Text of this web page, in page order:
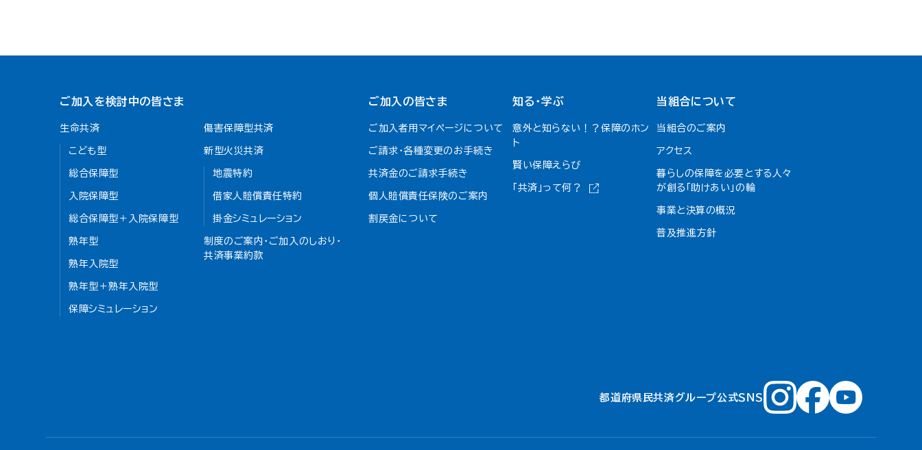
ご加入を検討中の皆さま
生命共済
こども型
総合保障型
入院保障型
総合保障型＋入院保障型
熟年型
熟年入院型
熟年型＋熟年入院型
保障シミュレーション
傷害保障型共済
新型火災共済
地震特約
借家人賠償責任特約
掛金シミュレーション
制度のご案内・ご加入のしおり・
共済事業約款
ご加入の皆さま
ご加入者用マイページについて
ご請求・各種変更のお手続き
共済金のご請求手続き
個人賠償責任保険のご案内
割戻金について​
知る・学ぶ
意外と知らない！？保障のホン
ト
賢い保障えらび
「共済」って何？
当組合について
当組合のご案内
アクセス
暮らしの保障を必要とする人々
が創る「助けあい」の輪
事業と決算の概況
普及推進方針
都道府県民共済グループ公式ＳＮＳ